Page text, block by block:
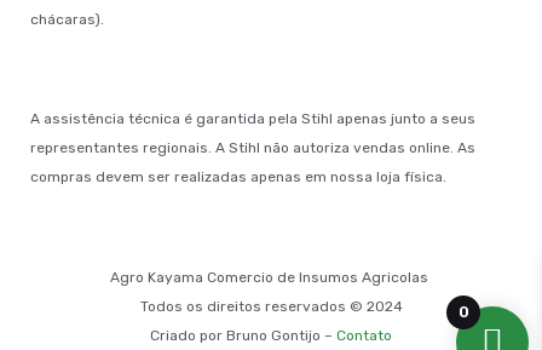
chácaras).
A assistência técnica é garantida pela Stihl apenas junto a seus
representantes regionais. A Stihl não autoriza vendas online. As
compras devem ser realizadas apenas em nossa loja física.
Agro Kayama Comercio de Insumos Agricolas
Todos os direitos reservados © 2024
Criado por Bruno Gontijo – Contato
0